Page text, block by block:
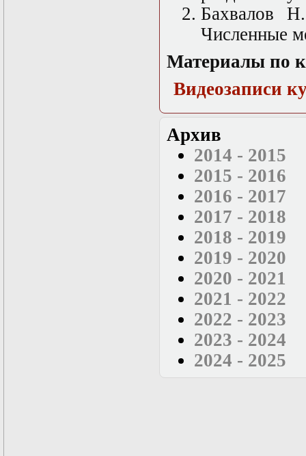
Бахвалов
Численные
Материалы по
Видеозаписи
Архив
2014 - 2015
2015 - 2016
2016 - 2017
2017 - 2018
2018 - 2019
2019 - 2020
2020 - 2021
2021 - 2022
2022 - 2023
2023 - 2024
2024 - 2025